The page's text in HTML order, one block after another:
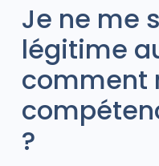
Je ne me
légitime
comment
?